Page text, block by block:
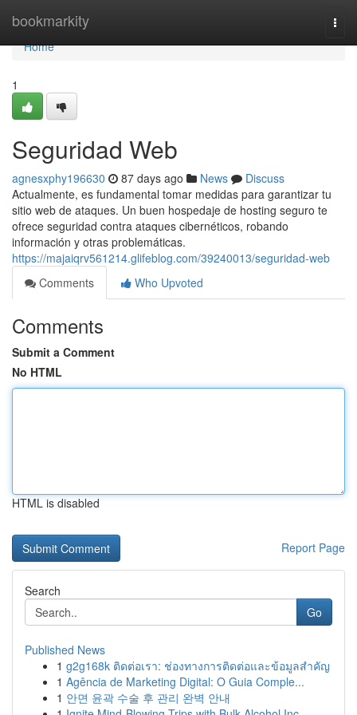
bookmarkity
Home
Home
1
Seguridad Web
agnesxphy196630 87 days ago News
Discuss
Actualmente, es fundamental tomar medidas para garantizar tu
sitio web de ataques. Un buen hospedaje de hosting seguro te
ofrece seguridad contra ataques cibernéticos, robando
información y otras problemáticas.
https://majaiqrv561214.glifeblog.com/39240013/seguridad-web
Comments
Who Upvoted
Comments
Submit a Comment
No HTML
HTML is disabled
Report Page
Search
Go
Published News
1 g2g168k ติดต่อเรา: ช่องทางการติดต่อและข้อมูลสำคัญ
1 Agência de Marketing Digital: O Guia Comple...
1 안면 윤곽 수술 후 관리 완벽 안내